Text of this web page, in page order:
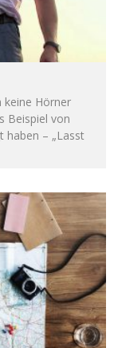
keine Hörner
Beispiel von
haben – „Lasst